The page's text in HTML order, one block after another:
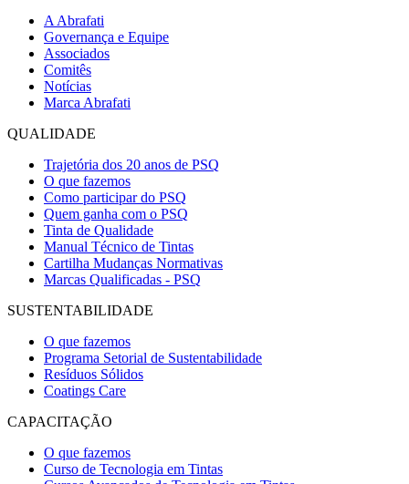
A Abrafati
Governança e Equipe
Associados
Comitês
Notícias
Marca Abrafati
QUALIDADE
Trajetória dos 20 anos de PSQ
O que fazemos
Como participar do PSQ
Quem ganha com o PSQ
Tinta de Qualidade
Manual Técnico de Tintas
Cartilha Mudanças Normativas
Marcas Qualificadas - PSQ
SUSTENTABILIDADE
O que fazemos
Programa Setorial de Sustentabilidade
Resíduos Sólidos
Coatings Care
CAPACITAÇÃO
O que fazemos
Curso de Tecnologia em Tintas